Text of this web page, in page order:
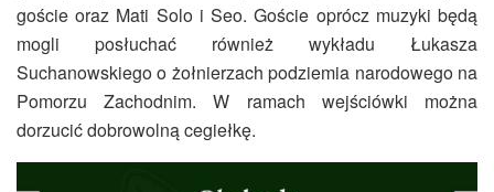
goście oraz Mati Solo i Seo. Goście oprócz muzyki będą
mogli posłuchać również wykładu Łukasza
Suchanowskiego o żołnierzach podziemia narodowego na
Pomorzu Zachodnim. W ramach wejściówki można
dorzucić dobrowolną cegiełkę.